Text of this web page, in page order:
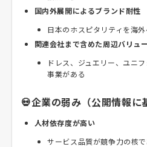
国内外展開によるブランド耐性
日本のホスピタリティを海
関連会社まで含めた周辺バリュ
ドレス、ジュエリー、ユニ
事業がある
💀企業の弱み（公開情報に
人材依存度が高い
サービス品質が競争力の核